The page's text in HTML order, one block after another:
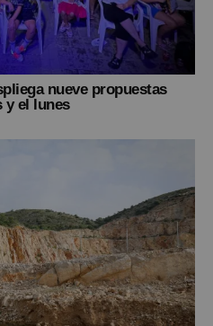
nueve propuestas
y el lunes